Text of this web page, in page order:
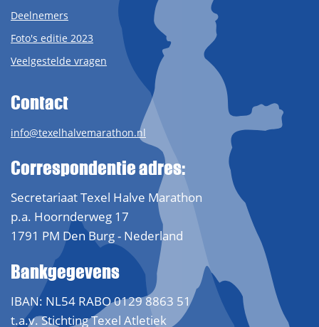
Deelnemers
Foto's editie 2023
Veelgestelde vragen
Contact
info@texelhalvemarathon.nl
Correspondentie adres:
Secretariaat Texel Halve Marathon
p.a. Hoornderweg 17
1791 PM Den Burg - Nederland
Bankgegevens
IBAN: NL54 RABO 0129 8863 51
t.a.v. Stichting Texel Atletiek